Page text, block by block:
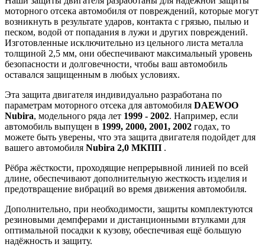
моторного отсека автомобиля от повреждений, которые могут
возникнуть в результате ударов, контакта с грязью, пылью и
песком, водой от попадания в лужи и других повреждений.
Изготовленные исключительно из цельного листа металла
толщиной 2,5 мм, они обеспечивают максимальный уровень
безопасности и долговечности, чтобы ваш автомобиль
оставался защищенным в любых условиях.
Эта защита двигателя индивидуально разработана по
параметрам моторного отсека для автомобиля DAEWOO
Nubira, модельного ряда лет 1999 - 2002. Например, если
автомобиль выпущен в 1999, 2000, 2001, 2002 годах, то
можете быть уверены, что эта защита двигателя подойдет для
вашего автомобиля Nubira 2,0 МКПП .
Рёбра жёсткости, проходящие непрерывной линией по всей
длине, обеспечивают дополнительную жесткость изделия и
предотвращение вибраций во время движения автомобиля.
Дополнительно, при необходимости, защиты комплектуются
резиновыми демпферами и дистанционными втулками для
оптимальной посадки к кузову, обеспечивая ещё большую
надёжность и защиту.